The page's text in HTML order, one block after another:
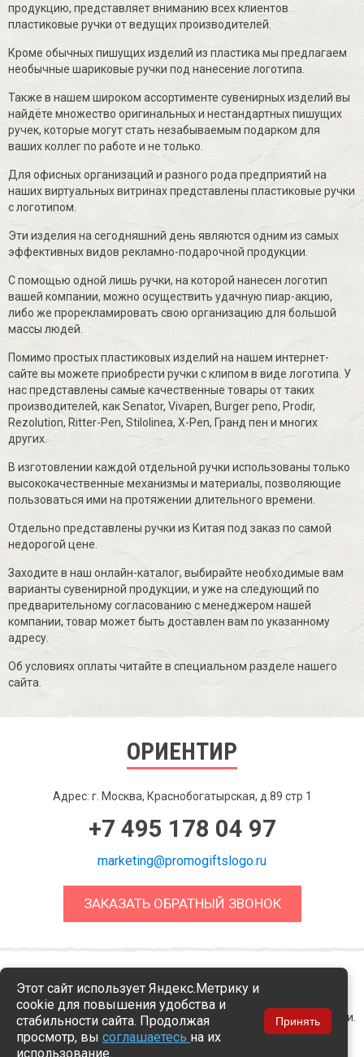
продукцию, представляет вниманию всех клиентов
пластиковые ручки от ведущих производителей.
Кроме обычных пишущих изделий из пластика мы предлагаем
необычные шариковые ручки под нанесение логотипа.
Также в нашем широком ассортименте сувенирных изделий вы
найдёте множество оригинальных и нестандартных пишущих
ручек, которые могут стать незабываемым подарком для
ваших коллег по работе и не только.
Для офисных организаций и разного рода предприятий на
наших виртуальных витринах представлены пластиковые ручки
с логотипом.
Эти изделия на сегодняшний день являются одним из самых
эффективных видов рекламно-подарочной продукции.
С помощью одной лишь ручки, на которой нанесен логотип
вашей компании, можно осуществить удачную пиар-акцию,
либо же прорекламировать свою организацию для большой
массы людей.
Помимо простых пластиковых изделий на нашем интернет-
сайте вы можете приобрести ручки с клипом в виде логотипа. У
нас представлены самые качественные товары от таких
производителей, как Senator, Vivapen, Burger peno, Prodir,
Rezolution, Ritter-Pen, Stilolinea, X-Pen, Гранд пен и многих
других.
В изготовлении каждой отдельной ручки использованы только
высококачественные механизмы и материалы, позволяющие
пользоваться ими на протяжении длительного времени.
Отдельно представлены ручки из Китая под заказ по самой
недорогой цене.
Заходите в наш онлайн-каталог, выбирайте необходимые вам
варианты сувенирной продукции, и уже на следующий по
предварительному согласованию с менеджером нашей
компании, товар может быть доставлен вам по указанному
адресу.
Об условиях оплаты читайте в специальном разделе нашего
сайта.
ОРИЕНТИР
Адрес: г. Москва, Краснобогатырская, д.89 стр 1
+7 495 178 04 97
marketing@promogiftslogo.ru
ЗАКАЗАТЬ ОБРАТНЫЙ ЗВОНОК
© 2014 — 2026 ОРИЕНТИР Фотографии логотипов и торговых
марок представлены
исключительно для ознакомления с методами персонализации.
Права на них принадлежат владельцам.
Этот сайт использует Яндекс.Метрику и
cookie для повышения удобства и
стабильности сайта. Продолжая
просмотр, вы соглашаетесь на их
использование.
Принять